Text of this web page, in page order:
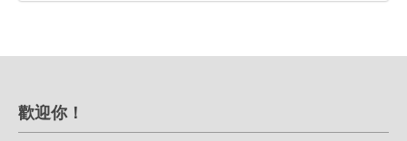
歡迎你！